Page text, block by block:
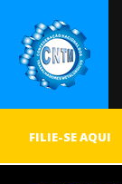
FILIE-SE AQUI